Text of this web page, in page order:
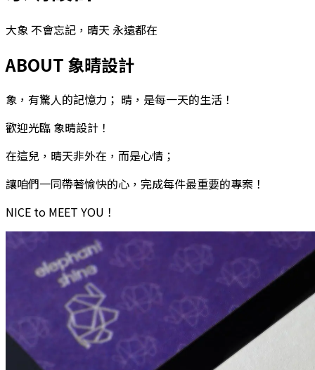
大象 不會忘記，晴天 永遠都在
ABOUT 象晴設計
象，有驚人的記憶力； 晴，是每一天的生活！
歡迎光臨 象晴設計！
在這兒，晴天非外在，而是心情；
讓咱們一同帶著愉快的心，完成每件最重要的專案！
NICE to MEET YOU！